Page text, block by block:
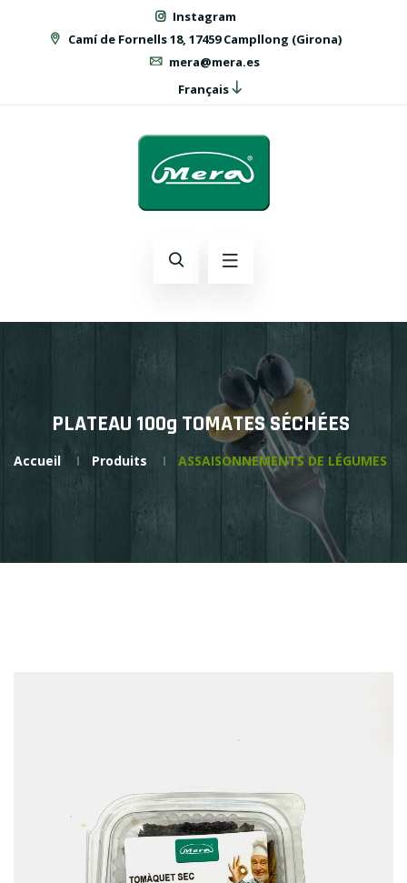
Instagram
Camí de Fornells 18, 17459 Campllong (Girona)
mera@mera.es
Français
PLATEAU 100g TOMATES SÉCHÉES
Accueil Produits ASSAISONNEMENTS DE LÉGUMES